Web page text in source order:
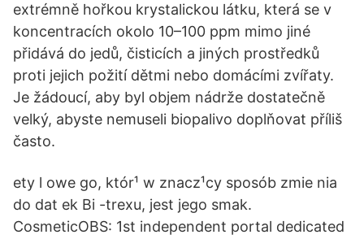
extrémně hořkou krystalickou látku, která se v
koncentracích okolo 10–100 ppm mimo jiné
přidává do jedů, čisticích a jiných prostředků
proti jejich požití dětmi nebo domácími zvířaty.
Je žádoucí, aby byl objem nádrže dostatečně
velký, abyste nemuseli biopalivo doplňovat příliš
často.
ety l owe go, któr¹ w znacz¹cy sposób zmie nia
do dat ek Bi -trexu, jest jego smak.
CosmeticOBS: 1st independent portal dedicated